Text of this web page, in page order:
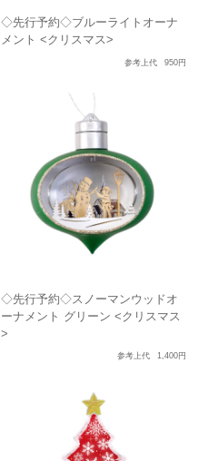
◇先行予約◇ブルーライトオーナ
メント <クリスマス>
参考上代 950円
◇先行予約◇スノーマンウッドオ
ーナメント グリーン <クリスマス
>
参考上代 1,400円